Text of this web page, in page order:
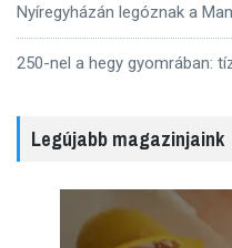
Nyíregyházán legóznak a
250-nel a hegy gyomrában:
Legújabb magazinjaink